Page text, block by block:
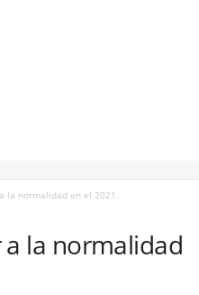
la normalidad en el 2021.
la normalidad